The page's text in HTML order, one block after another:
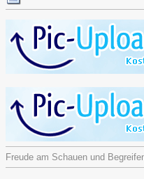
Freude am Schauen und